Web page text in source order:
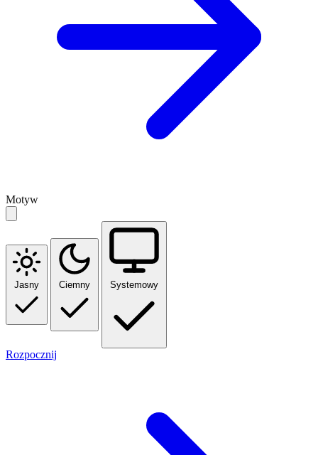
Motyw
Jasny Ciemny Systemowy
Rozpocznij